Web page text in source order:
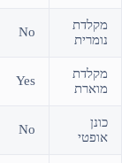
מקלדת
נומרית
No
מקלדת
מוארת
Yes
כונן
אופטי
No